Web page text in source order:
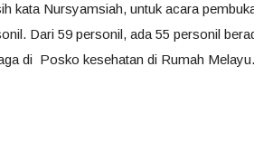
kata Nursyamsiah, untuk acara
Dari 59 personil, ada 55 personil
di Posko kesehatan di Rumah Melayu.